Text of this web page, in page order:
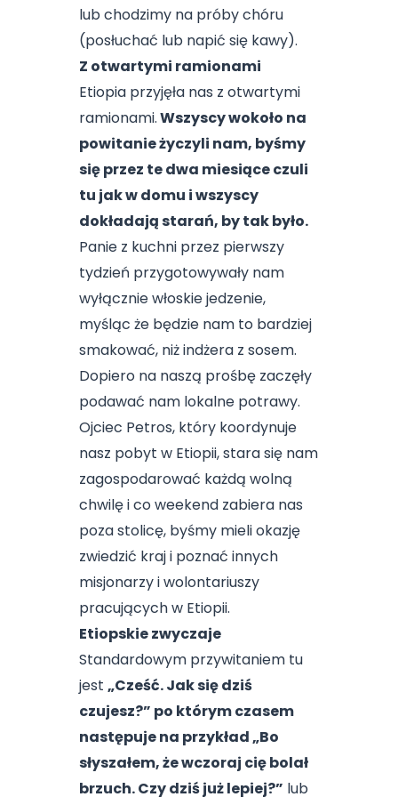
lub chodzimy na próby chóru
(posłuchać lub napić się kawy).
Z otwartymi ramionami
Etiopia przyjęła nas z otwartymi
ramionami.Wszyscy wokoło na
powitanie życzyli nam, byśmy
się przez te dwa miesiące czuli
tu jak w domu i wszyscy
dokładają starań, by tak było.
Panie z kuchni przez pierwszy
tydzień przygotowywały nam
wyłącznie włoskie jedzenie,
myśląc że będzie nam to bardziej
smakować, niż indżera z sosem.
Dopiero na naszą prośbę zaczęły
podawać nam lokalne potrawy.
Ojciec Petros, który koordynuje
nasz pobyt w Etiopii, stara się nam
zagospodarować każdą wolną
chwilę i co weekend zabiera nas
poza stolicę, byśmy mieli okazję
zwiedzić kraj i poznać innych
misjonarzy i wolontariuszy
pracujących w Etiopii.
Etiopskie zwyczaje
Standardowym przywitaniem tu
jest „Cześć. Jak się dziś
czujesz?” po którym czasem
następuje na przykład „Bo
słyszałem, że wczoraj cię bolał
brzuch. Czy dziś już lepiej?” lub